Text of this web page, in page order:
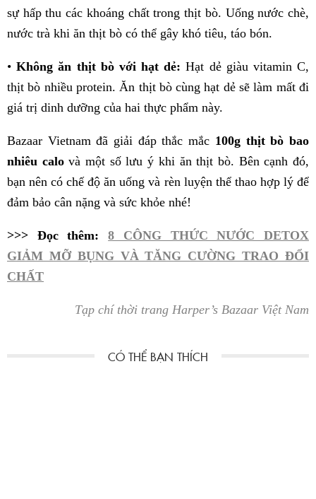
sự hấp thu các khoáng chất trong thịt bò. Uống nước chè,
nước trà khi ăn thịt bò có thể gây khó tiêu, táo bón.
•Không ăn thịt bò với hạt dẻ: Hạt dẻ giàu vitamin C,
thịt bò nhiều protein. Ăn thịt bò cùng hạt dẻ sẽ làm mất đi
giá trị dinh dưỡng của hai thực phẩm này.
Bazaar Vietnam đã giải đáp thắc mắc 100g thịt bò bao
nhiêu calovà một số lưu ý khi ăn thịt bò. Bên cạnh đó,
bạn nên có chế độ ăn uống và rèn luyện thể thao hợp lý để
đảm bảo cân nặng và sức khỏe nhé!
>>> Đọc thêm:8 CÔNG THỨC NƯỚC DETOX
GIẢM MỠ BỤNG VÀ TĂNG CƯỜNG TRAO ĐỔI
CHẤT
Tạp chí thời trang Harper’s Bazaar Việt Nam